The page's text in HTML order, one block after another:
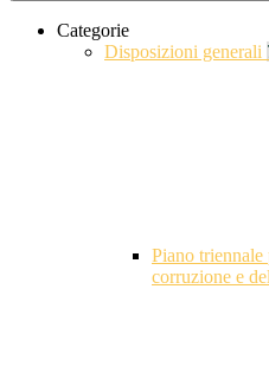
Categorie
Disposizioni generali
Piano triennale
corruzione e